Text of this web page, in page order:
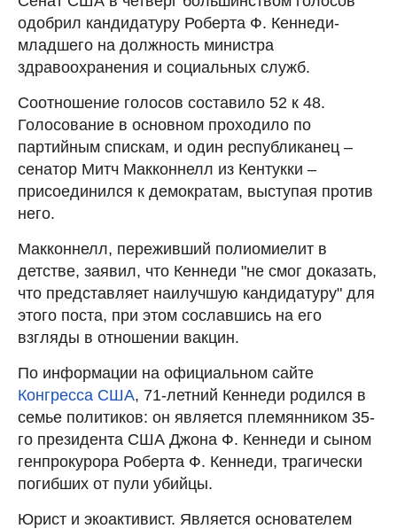
одобрил кандидатуру Роберта Ф. Кеннеди-
младшего на должность министра
здравоохранения и социальных служб.
Соотношение голосов составило 52 к 48.
Голосование в основном проходило по
партийным спискам, и один республиканец –
сенатор Митч Макконнелл из Кентукки –
присоединился к демократам, выступая против
него.
Макконнелл, переживший полиомиелит в
детстве, заявил, что Кеннеди "не смог доказать,
что представляет наилучшую кандидатуру" для
этого поста, при этом сославшись на его
взгляды в отношении вакцин.
По информации на официальном сайте
Конгресса США, 71-летний Кеннеди родился в
семье политиков: он является племянником 35-
го президента США Джона Ф. Кеннеди и сыном
генпрокурора Роберта Ф. Кеннеди, трагически
погибших от пули убийцы.
Юрист и экоактивист. Является основателем